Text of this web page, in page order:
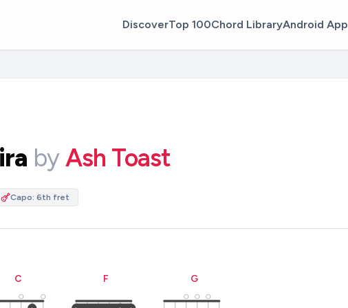
DiscoverTop 100Chord LibraryAndroid App
byAsh Toast
Capo: 6th fret
C F G